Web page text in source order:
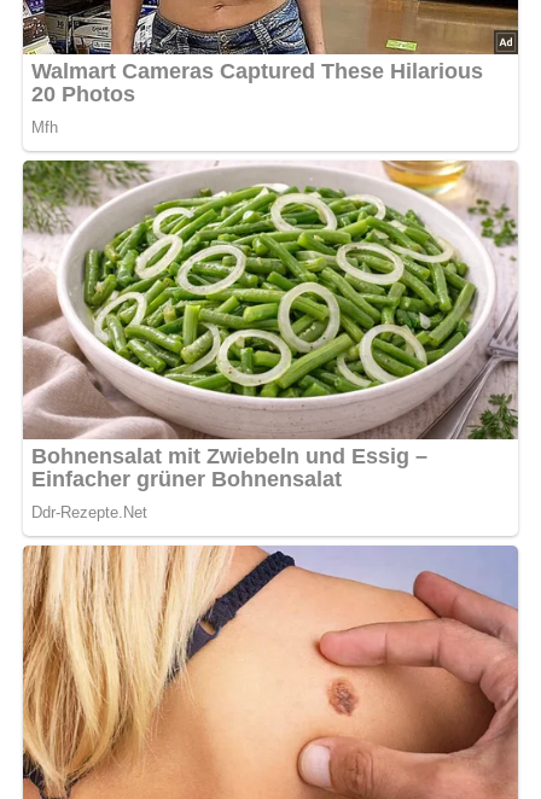
Scheiben abschneiden und daraus Kugeln mit einer
kleinen Vertiefung formen. Auf ein gefettetes Backblech
legen und in vorgeheizter Herdröhre bei mäßiger
Mittelhitze backen. Die Vertiefungen des Gebäcks nach
dem Abkühlen mit warmer Schokoladenmasse füllen.
Dafür die Schokolade im Wasserbad erhitzen, mit Butter
und Vanillinzucker verrühren. Den restlichen Zucker in 2
Eßlöffel Wasser 2 Minuten kochen, nicht abkühlen lassen,
sondern sofort in dünnem Strahl in die Schokolade
gießen. Die Watruschki können beliebig garniert werden.
Nach: …unter anderem Soljanka, Leipzig, Verlag für die Frau, DDR
Kennst du schon unser tolles DDR-Quiz? Was weißt du
noch alles über die DDR? Teste dein Wissen jetzt!
Jetzt Sterne vergeben – Rezept
bewerten
5/5(1 Bewertung)